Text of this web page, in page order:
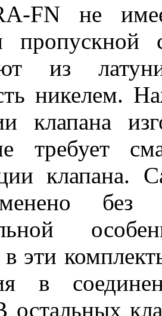
FN не
пропускной
из
никелем.
клапана
требует
клапана.
эти
в
остальных